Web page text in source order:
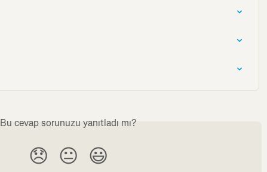
Bu cevap sorunuzu yanıtladı mı?
😞 😐 😃